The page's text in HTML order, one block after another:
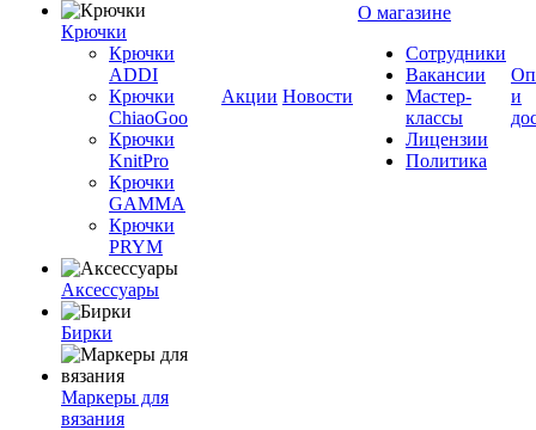
Крючки
Крючки
ADDI
Крючки
ChiaoGoo
Крючки
KnitPro
Крючки
GAMMA
Крючки
PRYM
Аксессуары
Бирки
Маркеры для
вязания
Акции Новости
О магазине
Сотрудники
Вакансии
Мастер-
классы
Лицензии
Политика
и